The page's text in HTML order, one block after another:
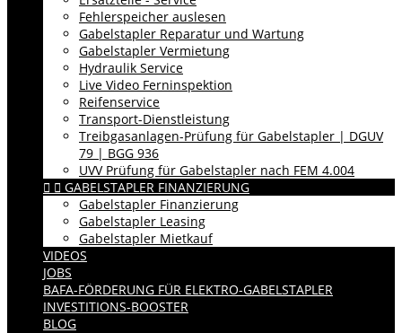
Fehlerspeicher auslesen
Gabelstapler Reparatur und Wartung
Gabelstapler Vermietung
Hydraulik Service
Live Video Ferninspektion
Reifenservice
Transport-Dienstleistung
Treibgasanlagen-Prüfung für Gabelstapler | DGUV
79 | BGG 936
UVV Prüfung für Gabelstapler nach FEM 4.004
  GABELSTAPLER FINANZIERUNG
Gabelstapler Finanzierung
Gabelstapler Leasing
Gabelstapler Mietkauf
VIDEOS
JOBS
BAFA-FÖRDERUNG FÜR ELEKTRO-GABELSTAPLER
INVESTITIONS-BOOSTER
BLOG